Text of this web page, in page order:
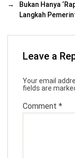
→
Bukan Hanya
Langkah
Leave a
Your email
fields are
Comment *